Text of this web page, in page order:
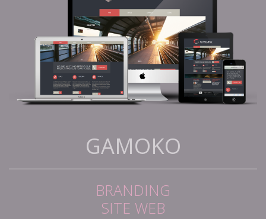
GAMOKO
BRANDING
SITE WEB